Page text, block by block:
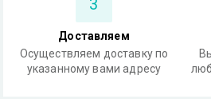
3
Доставляем
Осуществляем доставку по
указанному вами адресу